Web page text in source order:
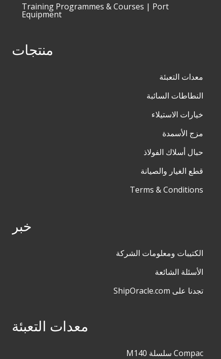
Training Programmes & Courses | Port
Equipment
منتجات
معدات التعبئة
النطاطات السائبة
خيارات الاستيلاء
مزج الأسمدة
حبال أسلاك الفولاذ
قطع الغيار والصيانة
Terms & Conditions
خبر
الكتيبات ومعلومات الشركة
الأسئلة الشائعة
تجدنا على ShipOracle.com
معدات التعبئة
Compac سلسلة M140